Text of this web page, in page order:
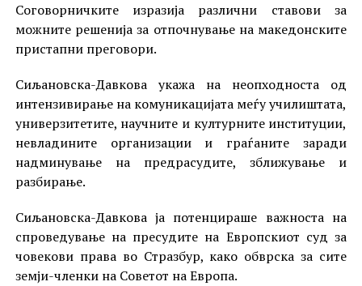
Соговорничките изразија различни ставови за
можните решенија за отпочнување на македонските
пристапни преговори.
Сиљановска-Давкова укажа на неопходноста од
интензивирање на комуникацијата меѓу училиштата,
универзитетите, научните и културните институции,
невладините организации и граѓаните заради
надминување на предрасудите, зближување и
разбирање.
Сиљановска-Давкова ја потенцираше важноста на
спроведување на пресудите на Европскиот суд за
човекови права во Стразбур, како обврска за сите
земји-членки на Советот на Европа.